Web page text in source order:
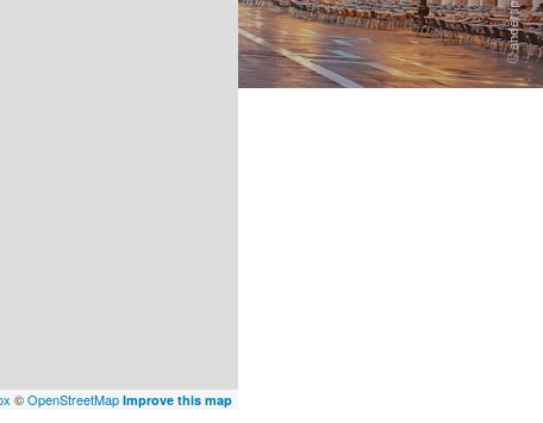
©OpenStreetMap Improve this map